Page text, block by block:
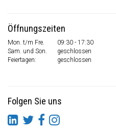
Öffnungszeiten
Mon. t/m Fre.
09:30 - 17:30
Sam. und Son.
geschlossen
Feiertagen:
geschlossen
Folgen Sie uns